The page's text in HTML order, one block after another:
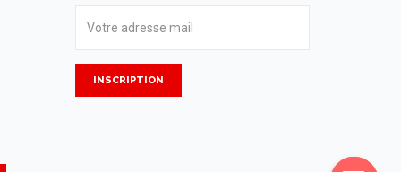
INSCRIPTION